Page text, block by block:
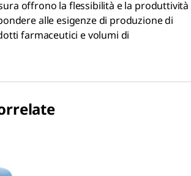
offrono la flessibilità e la produttività
alle esigenze di produzione di
farmaceutici e volumi di